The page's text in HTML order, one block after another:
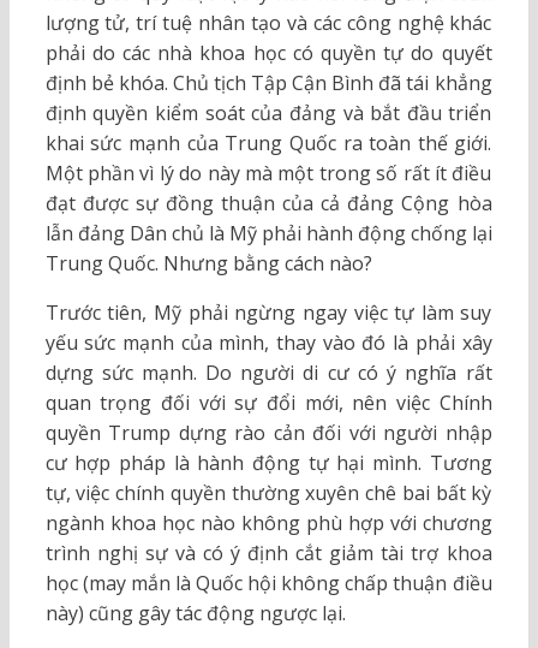
lượng tử, trí tuệ nhân tạo và các công nghệ khác
phải do các nhà khoa học có quyền tự do quyết
định bẻ khóa. Chủ tịch Tập Cận Bình đã tái khẳng
định quyền kiểm soát của đảng và bắt đầu triển
khai sức mạnh của Trung Quốc ra toàn thế giới.
Một phần vì lý do này mà một trong số rất ít điều
đạt được sự đồng thuận của cả đảng Cộng hòa
lẫn đảng Dân chủ là Mỹ phải hành động chống lại
Trung Quốc. Nhưng bằng cách nào?
Trước tiên, Mỹ phải ngừng ngay việc tự làm suy
yếu sức mạnh của mình, thay vào đó là phải xây
dựng sức mạnh. Do người di cư có ý nghĩa rất
quan trọng đối với sự đổi mới, nên việc Chính
quyền Trump dựng rào cản đối với người nhập
cư hợp pháp là hành động tự hại mình. Tương
tự, việc chính quyền thường xuyên chê bai bất kỳ
ngành khoa học nào không phù hợp với chương
trình nghị sự và có ý định cắt giảm tài trợ khoa
học (may mắn là Quốc hội không chấp thuận điều
này) cũng gây tác động ngược lại.